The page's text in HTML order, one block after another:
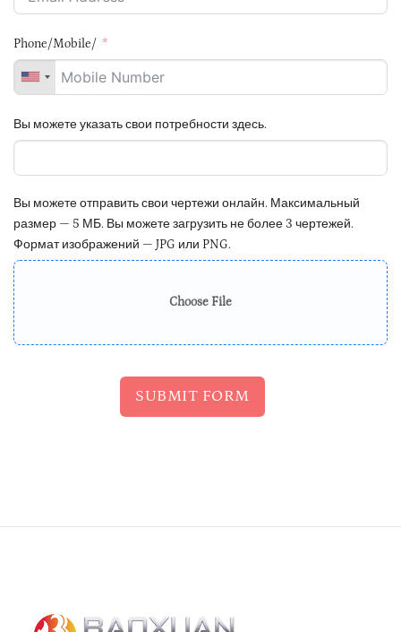
Phone/Mobile/
Вы можете указать свои потребности здесь.
Вы можете отправить свои чертежи онлайн. Максимальный
размер — 5 МБ. Вы можете загрузить не более 3 чертежей.
Формат изображений — JPG или PNG.
Choose File
SUBMIT FORM